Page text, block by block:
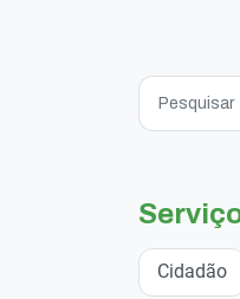
Cidadão